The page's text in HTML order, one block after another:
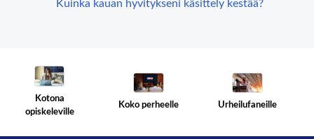
Kuinka kauan hyvitykseni käsittely kestää?
Kotona
opiskeleville
Koko perheelle Urheilufaneille